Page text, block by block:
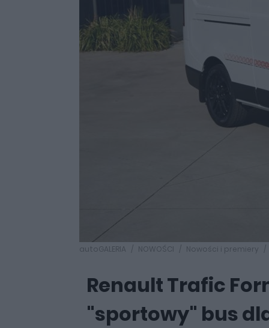
autoGALERIA NOWOŚCI Nowości i premiery
Renault Trafic
"sportowy" bus